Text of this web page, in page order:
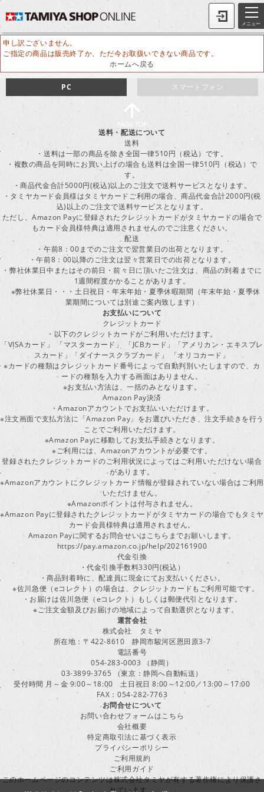
メニュー
申し訳ございません。
ご指定の商品は販売終了か、ただ今お取扱いできない商品です。
ホームへ戻る
スマートフォン
PC
送料・配送について
送料
・送料は一部の商品を除き全国一律510円（税込）です。
・複数の商品を同時にお買い上げの場合も送料は全国一律510円（税込）で
す。
・商品代金合計5000円(税込)以上のご注文で送料サービスとなります。
・タミヤカード会員様はタミヤカードご利用の場合、商品代金合計2000円(税
込)以上のご注文で送料サービスとなります。
ただし、Amazon Payに登録されたクレジットカードがタミヤカードの場合で
もカード会員様特典は適用されませんのでご注意ください。
配送
・午前8：00までのご注文で翌営業日の出荷となります。
・午前8：00以降のご注文は翌々営業日での出荷となります。
・弊社休業日中またはその前日・前々日に頂いたご注文は、商品の到着までに
1週間程度かかることがあります。
※弊社休業日・・・土日祝日・年末年始・夏季休暇期間（年末年始・夏季休
業期間については別途ご案内致します）
お支払いについて
クレジットカード
・以下のクレジットカードがご利用いただけます。
「VISAカード」 「マスターカード」 「JCBカード」「アメリカン・エキスプレ
スカード」「ダイナースクラブカード」 「オリコカード」
※カードの種類はクレジットカード番号によって自動判別いたしますので、カ
ードの種類を入力する画面はありません。
※お支払い方法は、一括のみとなります。
Amazon Pay決済
・Amazonアカウントでお支払いいただけます。
※注文画面で支払方法に「Amazon Pay」をお選びいただき、注文手続きを行う
ことでご利用いただけます。
※Amazon Payに移動してお支払手続きとなります。
※ご利用には、Amazonアカウントが必要です。
登録されたクレジットカードのご利用状況によってはご利用いただけない場合
があります。
※Amazonアカウントにクレジットカード情報が登録されていない場合はご利用
いただけません。
※Amazonポイントは付与されません。
※Amazon Payに登録されたクレジットカードがタミヤカードの場合でもタミヤ
カード会員様特典は適用されません。
Amazon Payに関するお問合せいはこちらまでお願いします。
https://pay.amazon.co.jp/help/202161900
代金引換
・代金引換手数料330円(税込）
・商品到着時に、配達員に現金にてお支払いください。
※佐川急便（eコレクト）の場合は、クレジットカードもご利用可能です。
・お届けは佐川急便（eコレクト）もしくは郵便代引となります。
※ご注文金額及びお届けの地域によって自動選択となります。
運営会社
株式会社 タミヤ
所在地：〒422-8610 静岡市駿河区恩田原3-7
電話番号
054-283-0003 （静岡）
03-3899-3765 （東京：静岡へ自動転送）
受付時間 月～金 9:00～18:00 土日祝日 8:00～12:00／13:00～17:00
FAX：054-282-7763
お問合せについて
お問い合わせフォームはこちら
会社概要
特定商取引法に基づく表示
プライバシーポリシー
ご利用規約
ご利用ガイド
このホームページのコンテンツは株式会社タミヤが有する著作権により保護さ
れています。